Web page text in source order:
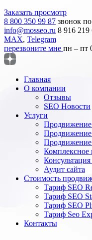
Заказать просмотр
8 800 350 99 87 звонок
info@mosseo.ru 8 916 219
MAX, Telegram
перезвоните мне пн – пт
Главная
О компании
Отзывы
SEO Новости
Услуги
Продвижение
Продвижение
Продвижение
Комплексное
Аудит сайта
Стоимость
Тариф SEO
Тариф SEO
Тариф SEO
Тариф Seo
Контакты